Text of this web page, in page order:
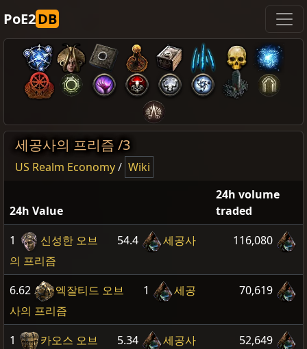
PoE2DB
세공사의 프리즘 /3
US Realm Economy/ Wiki
24h Value
24h volume
traded
1
신성한 오브 54.4
세공사
의 프리즘
116,080
6.62 엑잘티드 오브 1
세공
사의 프리즘
70,619
1 카오스 오브 5.34
세공사
52,649